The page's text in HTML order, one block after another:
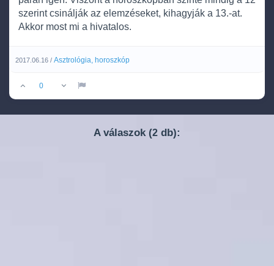
szerint csinálják az elemzéseket, kihagyják a 13.-at.
Akkor most mi a hivatalos.
2017.06.16 / Asztrológia, horoszkóp
0
A válaszok (2 db):